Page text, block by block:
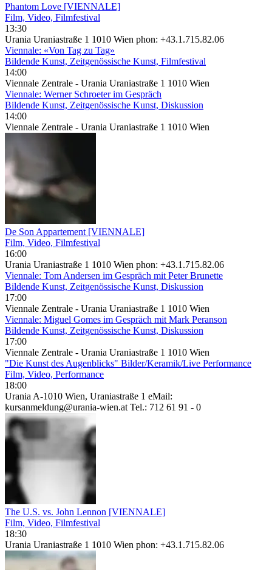
Phantom Love [VIENNALE]
Film, Video, Filmfestival
13:30
Urania Uraniastraße 1 1010 Wien phon: +43.1.715.82.06
Viennale: «Von Tag zu Tag»
Bildende Kunst, Zeitgenössische Kunst, Filmfestival
14:00
Viennale Zentrale - Urania Uraniastraße 1 1010 Wien
Viennale: Werner Schroeter im Gespräch
Bildende Kunst, Zeitgenössische Kunst, Diskussion
14:00
Viennale Zentrale - Urania Uraniastraße 1 1010 Wien
De Son Appartement [VIENNALE]
Film, Video, Filmfestival
16:00
Urania Uraniastraße 1 1010 Wien phon: +43.1.715.82.06
Viennale: Tom Andersen im Gespräch mit Peter Brunette
Bildende Kunst, Zeitgenössische Kunst, Diskussion
17:00
Viennale Zentrale - Urania Uraniastraße 1 1010 Wien
Viennale: Miguel Gomes im Gespräch mit Mark Peranson
Bildende Kunst, Zeitgenössische Kunst, Diskussion
17:00
Viennale Zentrale - Urania Uraniastraße 1 1010 Wien
"Die Kunst des Augenblicks" Bilder/Keramik/Live Performance
Film, Video, Performance
18:00
Urania A-1010 Wien, Uraniastraße 1 eMail:
kursanmeldung@urania-wien.at Tel.: 712 61 91 - 0
The U.S. vs. John Lennon [VIENNALE]
Film, Video, Filmfestival
18:30
Urania Uraniastraße 1 1010 Wien phon: +43.1.715.82.06